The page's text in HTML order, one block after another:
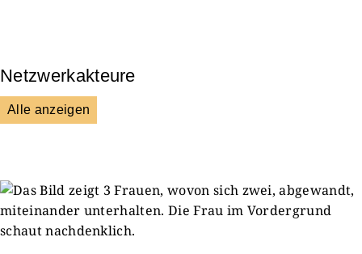
Netzwerkakteure
Alle anzeigen